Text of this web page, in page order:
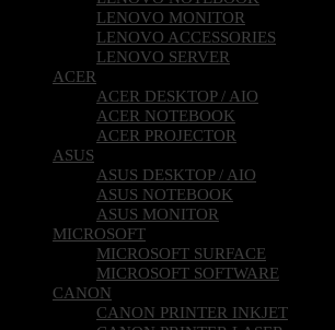
LENOVO MONITOR
LENOVO ACCESSORIES
LENOVO SERVER
ACER
ACER DESKTOP / AIO
ACER NOTEBOOK
ACER PROJECTOR
ASUS
ASUS DESKTOP / AIO
ASUS NOTEBOOK
ASUS MONITOR
MICROSOFT
MICROSOFT SURFACE
MICROSOFT SOFTWARE
CANON
CANON PRINTER INKJET